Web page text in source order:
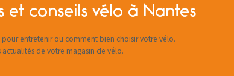
et conseils vélo à Nantes
entretenir ou comment bien choisir votre vélo.
de votre magasin de vélo.